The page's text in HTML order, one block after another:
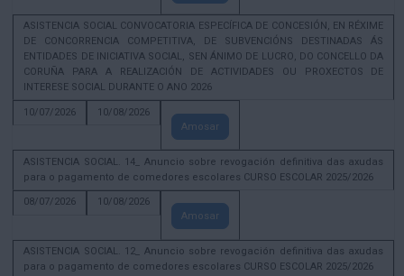
ASISTENCIA SOCIAL CONVOCATORIA ESPECÍFICA DE CONCESIÓN, EN RÉXIME
DE CONCORRENCIA COMPETITIVA, DE SUBVENCIÓNS DESTINADAS ÁS
ENTIDADES DE INICIATIVA SOCIAL, SEN ÁNIMO DE LUCRO, DO CONCELLO DA
CORUÑA PARA A REALIZACIÓN DE ACTIVIDADES OU PROXECTOS DE
INTERESE SOCIAL DURANTE O ANO 2026
10/07/2026
10/08/2026
Amosar
ASISTENCIA SOCIAL. 14_ Anuncio sobre revogación definitiva das axudas
para o pagamento de comedores escolares CURSO ESCOLAR 2025/2026
08/07/2026
10/08/2026
Amosar
ASISTENCIA SOCIAL. 12_ Anuncio sobre revogación definitiva das axudas
para o pagamento de comedores escolares CURSO ESCOLAR 2025/2026